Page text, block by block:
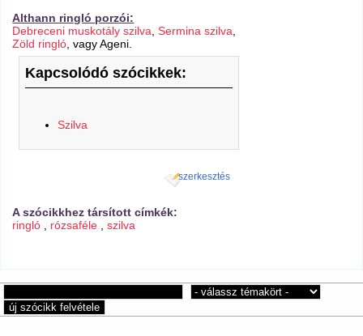
Althann ringló porzói:
Debreceni muskotály szilva ,Sermina szilva
Zöld ringló , vagy Ageni.
Kapcsolódó szócikkek:
Szilva
szerkesztés
A szócikkhez társított címkék:
ringló
rózsaféle ,szilva